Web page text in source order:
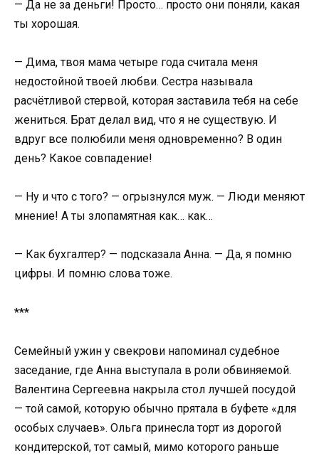
— Да не за деньги! Просто… просто они поняли, какая
ты хорошая.
— Дима, твоя мама четыре года считала меня
недостойной твоей любви. Сестра называла
расчётливой стервой, которая заставила тебя на себе
жениться. Брат делал вид, что я не существую. И
вдруг все полюбили меня одновременно? В один
день? Какое совпадение!
— Ну и что с того? — огрызнулся муж. — Люди меняют
мнение! А ты злопамятная как… как…
— Как бухгалтер? — подсказала Анна. — Да, я помню
цифры. И помню слова тоже.
***
Семейный ужин у свекрови напоминал судебное
заседание, где Анна выступала в роли обвиняемой.
Валентина Сергеевна накрыла стол лучшей посудой
— той самой, которую обычно прятала в буфете «для
особых случаев». Ольга принесла торт из дорогой
кондитерской, тот самый, мимо которого раньше